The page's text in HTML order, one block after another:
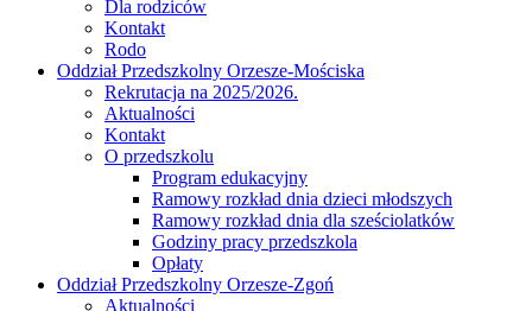
Dla rodziców
Kontakt
Rodo
Oddział Przedszkolny Orzesze-Mościska
Rekrutacja na 2025/2026.
Aktualności
Kontakt
O przedszkolu
Program edukacyjny
Ramowy rozkład dnia dzieci młodszych
Ramowy rozkład dnia dla sześciolatków
Godziny pracy przedszkola
Opłaty
Oddział Przedszkolny Orzesze-Zgoń
Aktualności